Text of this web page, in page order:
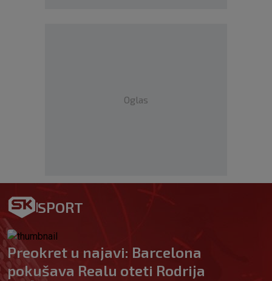
Oglas
SPORT
Preokret u najavi: Barcelona
pokušava Realu oteti Rodrija